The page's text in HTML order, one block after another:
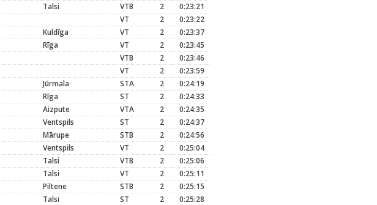
Talsi VTB 2
0:23:21
VT 2
0:23:22
Kuldīga VT 2
0:23:37
Rīga VT 2
0:23:45
VTB 2
0:23:46
VT 2
0:23:59
Jūrmala STA 2
0:24:19
Rīga ST 2
0:24:33
Aizpute VTA 2
0:24:35
Ventspils ST 2
0:24:37
Mārupe STB 2
0:24:56
Ventspils VT 2
0:25:04
Talsi VTB 2
0:25:06
Talsi VT 2
0:25:11
Piltene STB 2
0:25:15
Talsi ST 2
0:25:28